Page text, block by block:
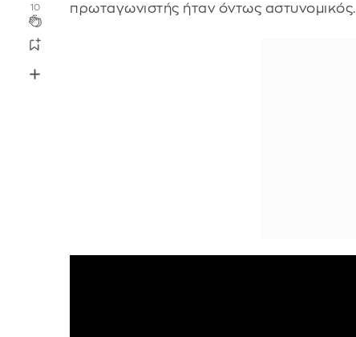
10
πρωταγωνιστής ήταν όντως αστυνομικός.